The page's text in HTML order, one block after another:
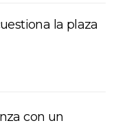
la plaza
con un